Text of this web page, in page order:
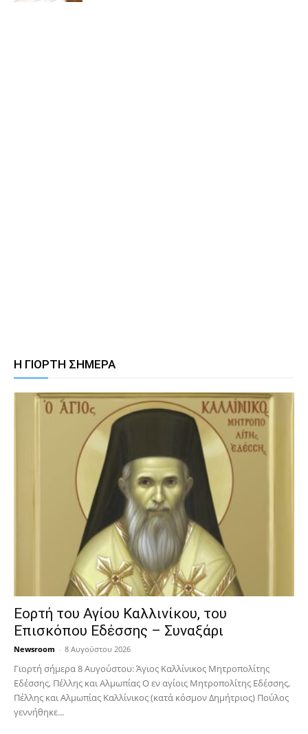
Η ΓΙΟΡΤΗ ΣΗΜΕΡΑ
Εορτή του Αγίου Καλλινίκου, του
Επισκόπου Εδέσσης – Συναξάρι
Newsroom - 8 Αυγούστου 2026
Γιορτή σήμερα 8 Αυγούστου: Άγιος Καλλίνικος Μητροπολίτης
Εδέσσης, Πέλλης και Αλμωπίας Ο εν αγίοις Μητροπολίτης Εδέσσης,
Πέλλης και Αλμωπίας Καλλίνικος (κατά κόσμον Δημήτριος) Πούλος
γεννήθηκε...